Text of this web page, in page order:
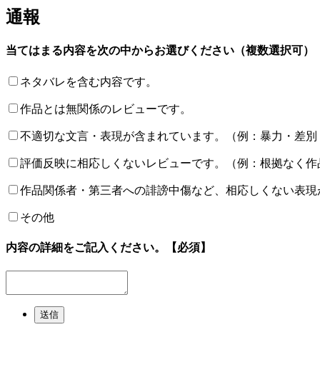
通報
当てはまる内容を次の中からお選びください（複数選択可）
ネタバレを含む内容です。
作品とは無関係のレビューです。
不適切な文言・表現が含まれています。（例：暴力・差
評価反映に相応しくないレビューです。（例：根拠なく
作品関係者・第三者への誹謗中傷など、相応しくない表
その他
内容の詳細をご記入ください。 【必須】
送信